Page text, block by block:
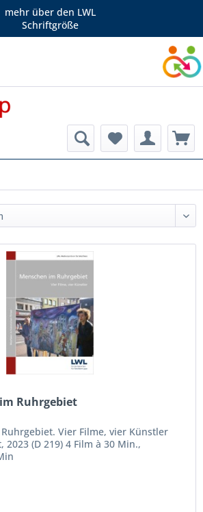
mehr über den LWL
Schriftgröße
Ruhrgebiet
Vier Filme, vier Künstler
2023 (D 219) 4 Film à 30 Min.,